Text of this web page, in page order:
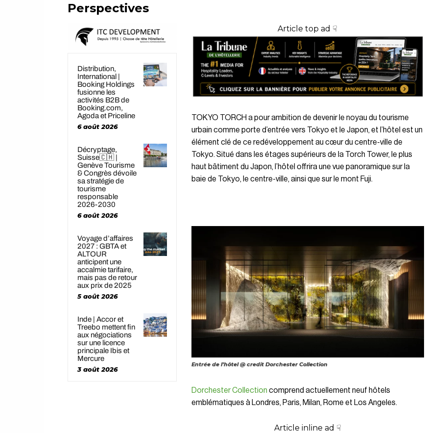
Perspectives
Distribution,
International |
Booking Holdings
fusionne les
activités B2B de
Booking.com,
Agoda et Priceline
6 août 2026
Décryptage,
Suisse🇨🇭 |
Genève Tourisme
& Congrès dévoile
sa stratégie de
tourisme
responsable
2026-2030
6 août 2026
Voyage d’affaires
2027 : GBTA et
ALTOUR
anticipent une
accalmie tarifaire,
mais pas de retour
aux prix de 2025
5 août 2026
Inde | Accor et
Treebo mettent fin
aux négociations
sur une licence
principale Ibis et
Mercure
3 août 2026
Article top ad ☟
TOKYO TORCH a pour ambition de devenir le noyau du tourisme
urbain comme porte d’entrée vers Tokyo et le Japon, et l’hôtel est un
élément clé de ce redéveloppement au cœur du centre-ville de
Tokyo. Situé dans les étages supérieurs de la Torch Tower, le plus
haut bâtiment du Japon, l’hôtel offrira une vue panoramique sur la
baie de Tokyo, le centre-ville, ainsi que sur le mont Fuji.
Entrée de l’hôtel @ credit Dorchester Collection
Dorchester Collection comprend actuellement neuf hôtels
emblématiques à Londres, Paris, Milan, Rome et Los Angeles.
Article inline ad ☟